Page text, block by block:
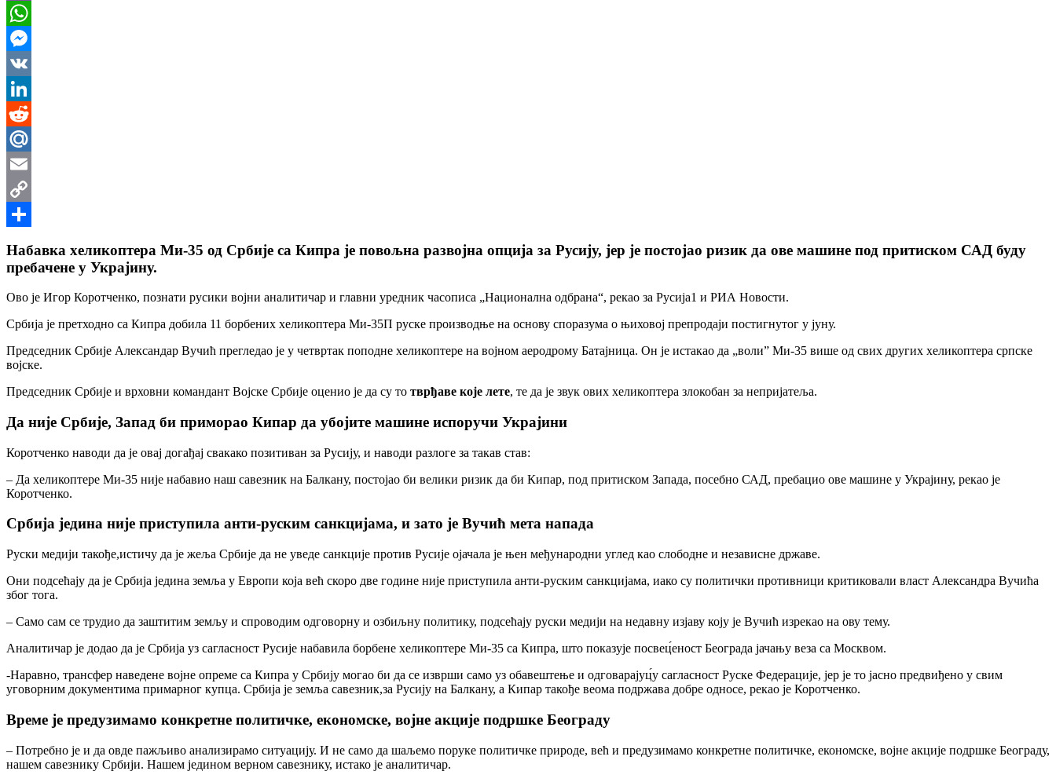
Viber
WhatsApp
Messenger
VK
LinkedIn
Reddit
Mail.Ru
Email
Copy
Набавка хеликоптера Ми-35 од Србије са Кипра је повољна развојна опција за Русију, јер је постојао ризик да ове машине под притиском САД буду
пребачене у Украјину.
Ово је Игор Коротченко, познати русики војни аналитичар и главни уредник часописа „Национална одбрана“, рекао за Русија1 и РИА Новости.
Србија је претходно са Кипра добила 11 борбених хеликоптера Ми-35П руске производње на основу споразума о њиховој препродаји постигнутог у јуну.
Председник Србије Александар Вучић прегледао је у четвртак поподне хеликоптере на војном аеродрому Батајница. Он је истакао да „воли” Ми-35 више од свих других хеликоптера српске
војске.
Председник Србије и врховни командант Војске Србије оценио је да су то тврђаве које лете, те да је звук ових хеликоптера злокобан за непријатеља.
Да није Србије, Запад би приморао Кипар да убојите машине испоручи Украјини
Коротченко наводи да је овај догађај свакако позитиван за Русију, и наводи разлоге за такав став:
– Да хеликоптере Ми-35 није набавио наш савезник на Балкану, постојао би велики ризик да би Кипар, под притиском Запада, посебно САД, пребацио ове машине у Украјину, рекао је
Коротченко.
Србија једина није приступила анти-руским санкцијама, и зато је Вучић мета напада
Руски медији такође,истичу да је жеља Србије да не уведе санкције против Русије ојачала је њен међународни углед као слободне и независне државе.
Они подсећају да је Србија једина земља у Европи која већ скоро две године није приступила анти-руским санкцијама, иако су политички противници критиковали власт Александра Вучића
због тога.
– Само сам се трудио да заштитим земљу и спроводим одговорну и озбиљну политику, подсећају руски медији на недавну изјаву коју је Вучић изрекао на ову тему.
Аналитичар је додао да је Србија уз сагласност Русије набавила борбене хеликоптере Ми-35 са Кипра, што показује посвец́еност Београда јачању веза са Москвом.
-Наравно, трансфер наведене војне опреме са Кипра у Србију могао би да се изврши само уз обавештење и одговарајуц́у сагласност Руске Федерације, јер је то јасно предвиђено у свим
уговорним документима примарног купца. Србија је земља савезник,за Русију на Балкану, а Кипар такође веома подржава добре односе, рекао је Коротченко.
Време је предузимамо конкретне политичке, економске, војне акције подршке Београду
– Потребно је и да овде пажљиво анализирамо ситуацију. И не само да шаљемо поруке политичке природе, већ и предузимамо конкретне политичке, економске, војне акције подршке Београду,
нашем савезнику Србији. Нашем једином верном савезнику, истако је аналитичар.